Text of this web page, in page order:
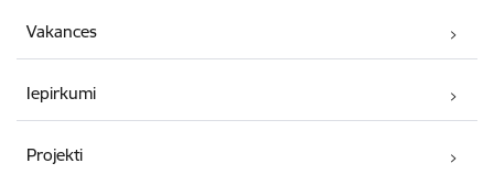
Vakances
Iepirkumi
Projekti